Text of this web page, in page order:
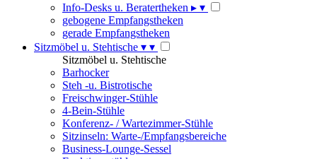
Info-Desks u. Beratertheken ▸ ▾
gebogene Empfangstheken
gerade Empfangstheken
Sitzmöbel u. Stehtische ▾ ▾
Sitzmöbel u. Stehtische
Barhocker
Steh -u. Bistrotische
Freischwinger-Stühle
4-Bein-Stühle
Konferenz- / Wartezimmer-Stühle
Sitzinseln: Warte-/Empfangsbereiche
Business-Lounge-Sessel